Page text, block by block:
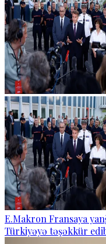
E.Makron Fransaya
Türkiyəyə təşəkkür